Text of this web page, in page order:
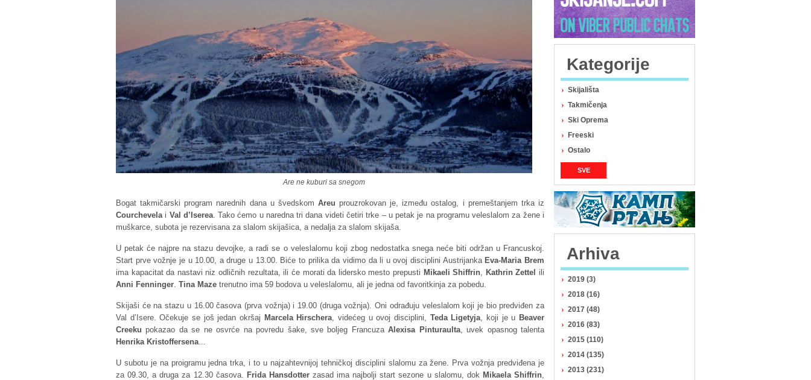
Are ne kuburi sa snegom
Bogat takmičarski program narednih dana u švedskom Areu prouzrokovan je, između ostalog, i premeštanjem trka iz
Courchevelai Val d’Iserea. Tako ćemo u naredna tri dana videti četiri trke – u petak je na programu veleslalom za žene i
muškarce, subota je rezervisana za slalom skijašica, a nedalja za slalom skijaša.
U petak će najpre na stazu devojke, a radi se o veleslalomu koji zbog nedostatka snega neće biti održan u Francuskoj.
Start prve vožnje je u 10.00, a druge u 13.00. Biće to prilika da vidimo da li u ovoj disciplini Austrijanka Eva-Maria Brem
ima kapacitat da nastavi niz odličnih rezultata, ili će morati da lidersko mesto prepusti Mikaeli Shiffrin, Kathrin Zettel
ili
Anni Fenninger. Tina Maze trenutno ima 59 bodova u veleslalomu, ali je jedna od favoritkinja za pobedu.
Skijaši će na stazu u 16.00 časova (prva vožnja) i 19.00 (druga vožnja). Oni odrađuju veleslalom koji je bio predviđen za
Val d’Isere. Očekuje se još jedan okršaj Marcela Hirschera, videćeg u ovoj disciplini, Teda Ligetyja, koji je u Beaver
Creeku pokazao da se ne osvrće na povredu šake, sve boljeg FrancuzaAlexisa Pinturaulta, uvek opasnog talenta
Henrika Kristoffersena...
U subotu je na proigramu jedna trka, i to u najzahtevnijoj tehničkoj disciplini slalomu za žene. Prva vožnja predviđena je
za 09.30, a druga za 12.30 časova. Frida Hansdotterzasad ima najbolji start sezone u slalomu, dok Mikaela Shiffrin,
Kategorije
Skijališta
Takmičenja
Ski Oprema
Freeski
Ostalo
SVE
Arhiva
2019 (3)
2018 (16)
2017 (48)
2016 (83)
2015 (110)
2014 (135)
2013 (231)